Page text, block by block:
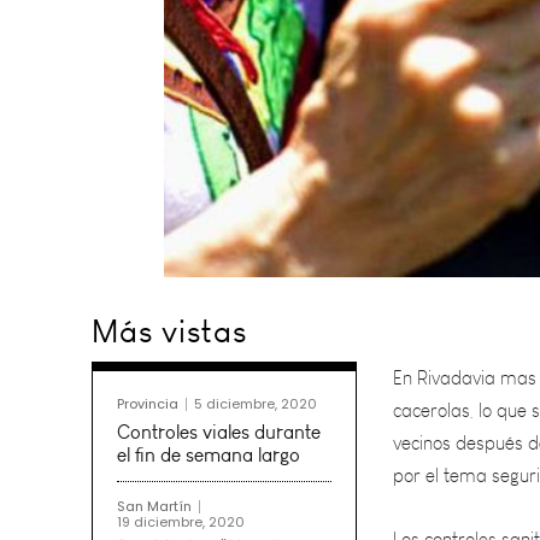
Más vistas
Provincia 5 diciembre, 2020
Controles viales durante
el fin de semana largo
San Martín
19 diciembre, 2020
cacerolas, lo
vecinos
por el tema
Los controles